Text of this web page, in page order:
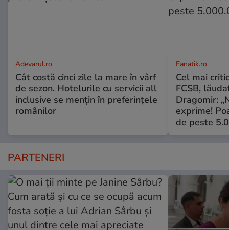
Adevarul.ro
Cât costă cinci zile la mare în vârf
de sezon. Hotelurile cu servicii all
inclusive se mențin în preferințele
românilor
Fanatik.ro
Cel mai
FCSB,
Dragomir:
exprime!
de peste
PARTENERI